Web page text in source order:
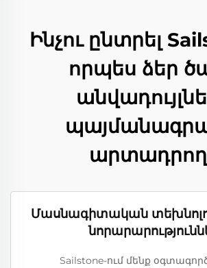
Ինչու ընտրել
որպես ձեր
Մասնագիտական
Sailstone-ում մենք